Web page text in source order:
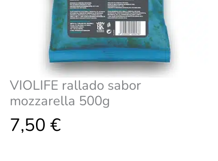
VIOLIFE rallado sabor
mozzarella 500g
7,50 €